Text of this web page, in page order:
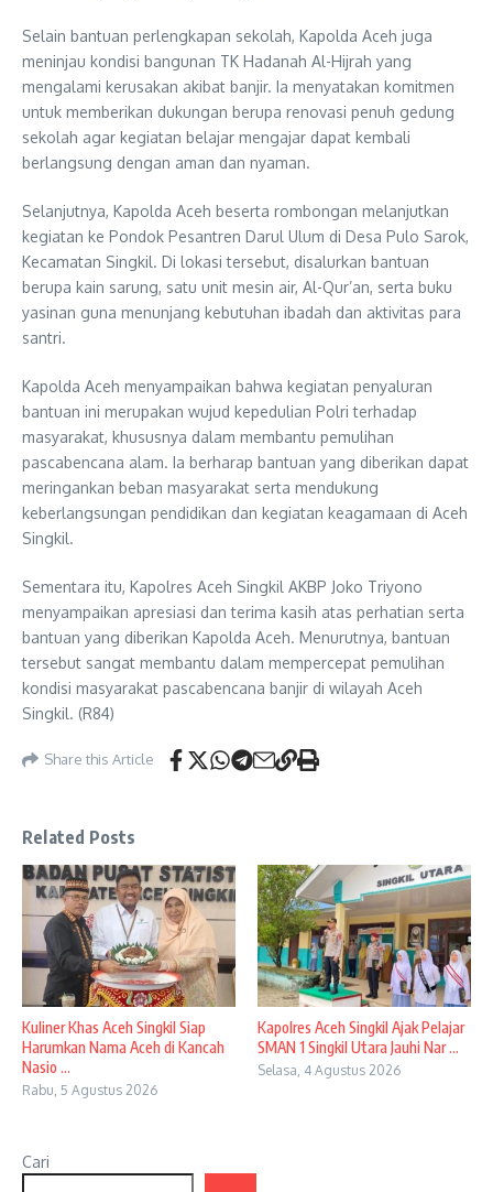
Selain bantuan perlengkapan sekolah, Kapolda Aceh juga
meninjau kondisi bangunan TK Hadanah Al-Hijrah yang
mengalami kerusakan akibat banjir. Ia menyatakan komitmen
untuk memberikan dukungan berupa renovasi penuh gedung
sekolah agar kegiatan belajar mengajar dapat kembali
berlangsung dengan aman dan nyaman.
Selanjutnya, Kapolda Aceh beserta rombongan melanjutkan
kegiatan ke Pondok Pesantren Darul Ulum di Desa Pulo Sarok,
Kecamatan Singkil. Di lokasi tersebut, disalurkan bantuan
berupa kain sarung, satu unit mesin air, Al-Qur’an, serta buku
yasinan guna menunjang kebutuhan ibadah dan aktivitas para
santri.
Kapolda Aceh menyampaikan bahwa kegiatan penyaluran
bantuan ini merupakan wujud kepedulian Polri terhadap
masyarakat, khususnya dalam membantu pemulihan
pascabencana alam. Ia berharap bantuan yang diberikan dapat
meringankan beban masyarakat serta mendukung
keberlangsungan pendidikan dan kegiatan keagamaan di Aceh
Singkil.
Sementara itu, Kapolres Aceh Singkil AKBP Joko Triyono
menyampaikan apresiasi dan terima kasih atas perhatian serta
bantuan yang diberikan Kapolda Aceh. Menurutnya, bantuan
tersebut sangat membantu dalam mempercepat pemulihan
kondisi masyarakat pascabencana banjir di wilayah Aceh
Singkil. (R84)
Share this Article
Related Posts
Kuliner Khas Aceh Singkil Siap
Harumkan Nama Aceh di Kancah
Nasio ...
Rabu, 5 Agustus 2026
Kapolres Aceh Singkil Ajak Pelajar
SMAN 1 Singkil Utara Jauhi Nar ...
Selasa, 4 Agustus 2026
Cari